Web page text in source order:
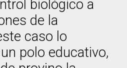
biológico a
de la
caso lo
polo educativo,